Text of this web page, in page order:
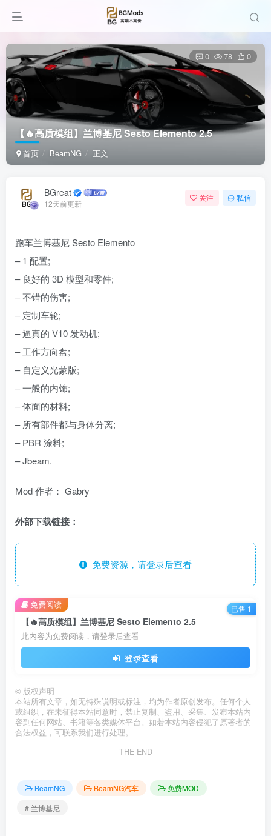
【🔥高质模组】兰博基尼 Sesto Elemento 2.5
首页 BeamNG 正文
0 78 0
BGreat
12天前更新
关注 私信
跑车兰博基尼 Sesto Elemento
– 1 配置;
– 良好的 3D 模型和零件;
– 不错的伤害;
– 定制车轮;
– 逼真的 V10 发动机;
– 工作方向盘;
– 自定义光蒙版;
– 一般的内饰;
– 体面的材料;
– 所有部件都与身体分离;
– PBR 涂料;
– Jbeam.
Mod 作者： Gabry
外部下载链接：
免费资源，请登录后查看
【🔥高质模组】兰博基尼 Sesto Elemento 2.5
此内容为免费阅读，请登录后查看
登录查看
免费阅读 已售 1
© 版权声明
本站所有文章，如无特殊说明或标注，均为作者原创发布。任何个人
或组织，在未征得本站同意时，禁止复制、盗用、采集、发布本站内
容到任何网站、书籍等各类媒体平台。如若本站内容侵犯了原著者的
合法权益，可联系我们进行处理。
THE END
BeamNG BeamNG汽车
免费MOD
# 兰博基尼